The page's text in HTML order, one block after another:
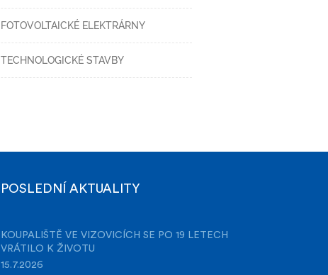
FOTOVOLTAICKÉ ELEKTRÁRNY
TECHNOLOGICKÉ STAVBY
POSLEDNÍ AKTUALITY
KOUPALIŠTĚ VE VIZOVICÍCH SE PO 19 LETECH
VRÁTILO K ŽIVOTU
15.7.2026